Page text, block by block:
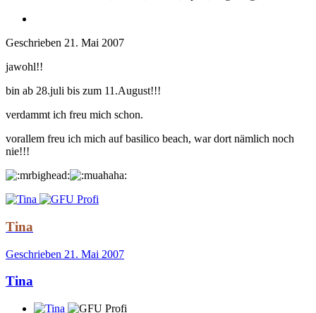
Geschrieben 21. Mai 2007
jawohl!!
bin ab 28.juli bis zum 11.August!!!
verdammt ich freu mich schon.
vorallem freu ich mich auf basilico beach, war dort nämlich noch
nie!!!
Tina
Geschrieben 21. Mai 2007
Tina